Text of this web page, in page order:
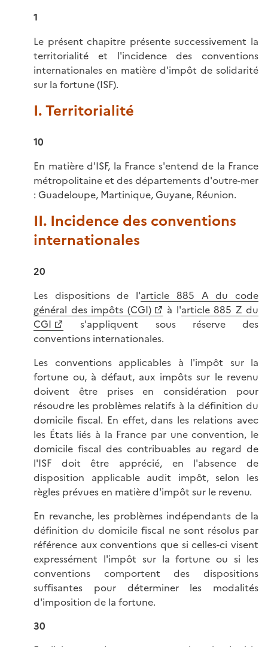
1
Le présent chapitre présente successivement la
territorialité et l'incidence des conventions
internationales en matière d'impôt de solidarité
sur la fortune (ISF).
I. Territorialité
10
En matière d'ISF, la France s'entend de la France
métropolitaine et des départements d'outre-mer
: Guadeloupe, Martinique, Guyane, Réunion.
II. Incidence des conventions
internationales
20
Les dispositions de l'article 885 A du code
général des impôts (CGI)
à l'article 885 Z du
CGI
s'appliquent sous réserve des
conventions internationales.
Les conventions applicables à l'impôt sur la
fortune ou, à défaut, aux impôts sur le revenu
doivent être prises en considération pour
résoudre les problèmes relatifs à la définition du
domicile fiscal. En effet, dans les relations avec
les États liés à la France par une convention, le
domicile fiscal des contribuables au regard de
l'ISF doit être apprécié, en l'absence de
disposition applicable audit impôt, selon les
règles prévues en matière d'impôt sur le revenu.
En revanche, les problèmes indépendants de la
définition du domicile fiscal ne sont résolus par
référence aux conventions que si celles-ci visent
expressément l'impôt sur la fortune ou si les
conventions comportent des dispositions
suffisantes pour déterminer les modalités
d'imposition de la fortune.
30